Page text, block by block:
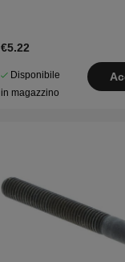
€5.22
Disponibile
in magazzino